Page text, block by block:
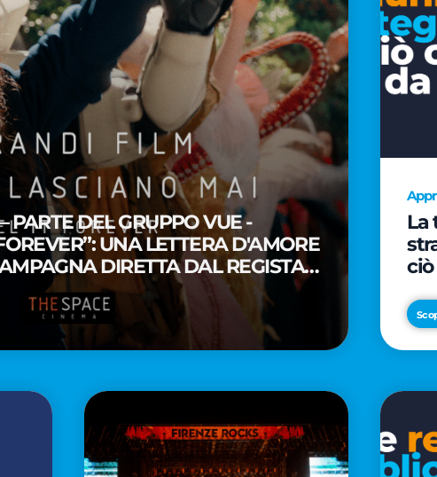
PARTE DEL GRUPPO VUE -
UNA LETTERA D'AMORE
DIRETTA DAL REGISTA
WAITITI
La
ciò